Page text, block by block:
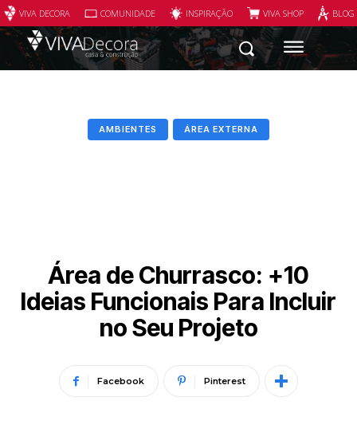
VIVA DECORA COMUNIDADE INSPIRAÇÃO VIVA SHOP
AMBIENTES ÁREA EXTERNA
Área de Churrasco: +10
Ideias Funcionais Para Incluir
no Seu Projeto
Facebook Pinterest